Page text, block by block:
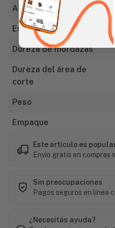
Ancho de mordaza
Espesor de mordaza
Dureza de mordazas
Dureza del área de
corte
Peso
Empaque
Este artículo es
Envío gratis en compras
Sin preocupaciones
Pagos seguros en línea
¿Necesitás ayuda?